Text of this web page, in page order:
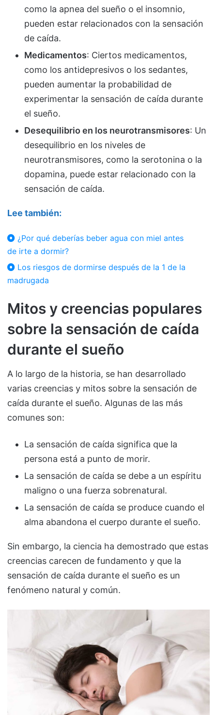
como la apnea del sueño o el insomnio,
pueden estar relacionados con la sensación
de caída.
Medicamentos: Ciertos medicamentos,
como los antidepresivos o los sedantes,
pueden aumentar la probabilidad de
experimentar la sensación de caída durante
el sueño.
Desequilibrio en los neurotransmisores: Un
desequilibrio en los niveles de
neurotransmisores, como la serotonina o la
dopamina, puede estar relacionado con la
sensación de caída.
Lee también:
¿Por qué deberías beber agua con miel antes
de irte a dormir?
Los riesgos de dormirse después de la 1 de la
madrugada
Mitos y creencias populares
sobre la sensación de caída
durante el sueño
A lo largo de la historia, se han desarrollado
varias creencias y mitos sobre la sensación de
caída durante el sueño. Algunas de las más
comunes son:
La sensación de caída significa que la
persona está a punto de morir.
La sensación de caída se debe a un espíritu
maligno o una fuerza sobrenatural.
La sensación de caída se produce cuando el
alma abandona el cuerpo durante el sueño.
Sin embargo, la ciencia ha demostrado que estas
creencias carecen de fundamento y que la
sensación de caída durante el sueño es un
fenómeno natural y común.